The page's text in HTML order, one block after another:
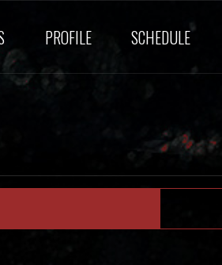
PROFILE SCHEDULE